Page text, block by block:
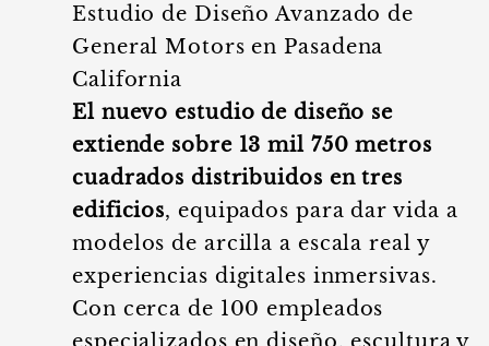
Estudio de Diseño Avanzado de
General Motors en Pasadena
California
El nuevo estudio de diseño se
extiende sobre 13 mil 750 metros
cuadrados distribuidos en tres
edificios, equipados para dar vida a
modelos de arcilla a escala real y
experiencias digitales inmersivas.
Con cerca de 100 empleados